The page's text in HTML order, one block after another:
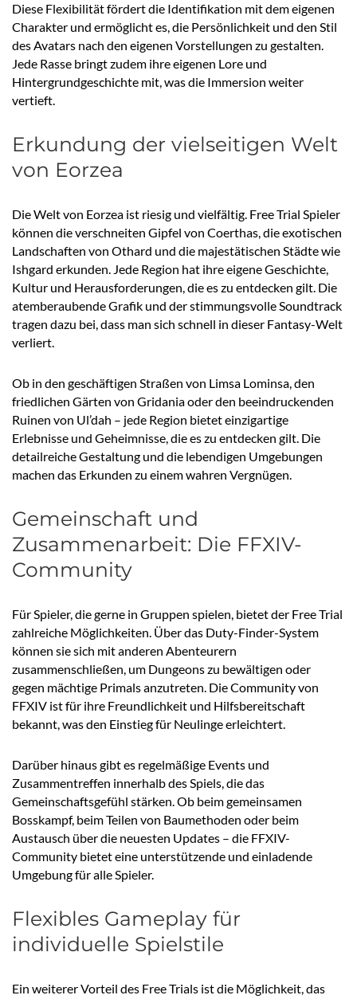
Diese Flexibilität fördert die Identifikation mit dem eigenen
Charakter und ermöglicht es, die Persönlichkeit und den Stil
des Avatars nach den eigenen Vorstellungen zu gestalten.
Jede Rasse bringt zudem ihre eigenen Lore und
Hintergrundgeschichte mit, was die Immersion weiter
vertieft.
Erkundung der vielseitigen Welt
von Eorzea
Die Welt von Eorzea ist riesig und vielfältig. Free Trial Spieler
können die verschneiten Gipfel von Coerthas, die exotischen
Landschaften von Othard und die majestätischen Städte wie
Ishgard erkunden. Jede Region hat ihre eigene Geschichte,
Kultur und Herausforderungen, die es zu entdecken gilt. Die
atemberaubende Grafik und der stimmungsvolle Soundtrack
tragen dazu bei, dass man sich schnell in dieser Fantasy-Welt
verliert.
Ob in den geschäftigen Straßen von Limsa Lominsa, den
friedlichen Gärten von Gridania oder den beeindruckenden
Ruinen von Ul’dah – jede Region bietet einzigartige
Erlebnisse und Geheimnisse, die es zu entdecken gilt. Die
detailreiche Gestaltung und die lebendigen Umgebungen
machen das Erkunden zu einem wahren Vergnügen.
Gemeinschaft und
Zusammenarbeit: Die FFXIV-
Community
Für Spieler, die gerne in Gruppen spielen, bietet der Free Trial
zahlreiche Möglichkeiten. Über das Duty-Finder-System
können sie sich mit anderen Abenteurern
zusammenschließen, um Dungeons zu bewältigen oder
gegen mächtige Primals anzutreten. Die Community von
FFXIV ist für ihre Freundlichkeit und Hilfsbereitschaft
bekannt, was den Einstieg für Neulinge erleichtert.
Darüber hinaus gibt es regelmäßige Events und
Zusammentreffen innerhalb des Spiels, die das
Gemeinschaftsgefühl stärken. Ob beim gemeinsamen
Bosskampf, beim Teilen von Baumethoden oder beim
Austausch über die neuesten Updates – die FFXIV-
Community bietet eine unterstützende und einladende
Umgebung für alle Spieler.
Flexibles Gameplay für
individuelle Spielstile
Ein weiterer Vorteil des Free Trials ist die Möglichkeit, das